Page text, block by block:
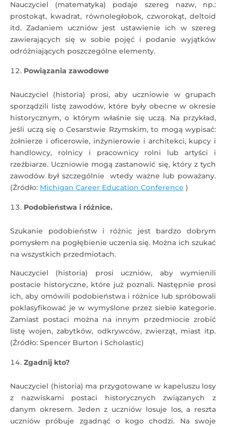
Nauczyciel (matematyka) podaje szereg nazw, np.:
prostokąt, kwadrat, równoległobok, czworokąt, deltoid
itd. Zadaniem uczniów jest ustawienie ich w szereg
zawierających się w sobie pojęć i podanie wyjątków
odróżniających poszczególne elementy.
Powiązania zawodowe
Nauczyciel (historia) prosi, aby uczniowie w grupach
sporządzili listę zawodów, które były obecne w okresie
historycznym, o którym właśnie się uczą. Na przykład,
jeśli uczą się o Cesarstwie Rzymskim, to mogą wypisać:
żołnierze i oficerowie, inżynierowie i architekci, kupcy i
handlowcy, rolnicy i pracownicy rolni lub artyści i
rzeźbiarze. Uczniowie mogą zastanowić się, który z tych
zawodów był szczególnie wtedy ważne lub poważany.
(Źródło: Michigan Career Education Conference )
Podobieństwa i różnice.
Szukanie podobieństw i różnic jest bardzo dobrym
pomysłem na pogłębienie uczenia się. Można ich szukać
na wszystkich przedmiotach.
Nauczyciel (historia) prosi uczniów, aby wymienili
postacie historyczne, które już poznali. Następnie prosi
ich, aby omówili podobieństwa i różnice lub spróbowali
poklasyfikować je w wymyślone przez siebie kategorie.
Zamiast postaci można na innym przedmiocie zrobić
listę wojen, zabytków, odkrywców, zwierząt, miast itp.
(Źródło: Spencer Burton i Scholastic)
Zgadnij kto?
Nauczyciel (historia) ma przygotowane w kapeluszu losy
z nazwiskami postaci historycznych związanych z
danym okresem. Jeden z uczniów losuje los, a reszta
uczniów próbuje zgadnąć o kogo chodzi. Na swoje